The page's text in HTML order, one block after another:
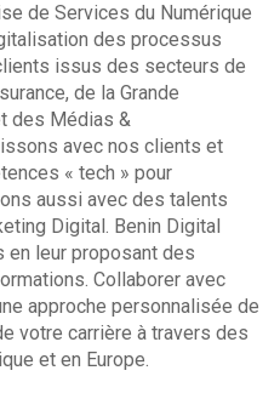
de Services du Numérique
des processus
issus des secteurs de
de la Grande
des Médias &
avec nos clients et
« tech » pour
aussi avec des talents
Digital. Benin Digital
en leur proposant des
Collaborer avec
approche personnalisée de
votre carrière à travers des
et en Europe.